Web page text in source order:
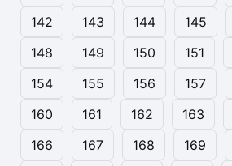
142
143 144 145
148
149 150 151
154
155 156 157
160
161 162 163
166
167 168 169